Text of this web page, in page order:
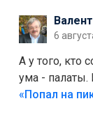
6
А у того, кто
ума - палаты.
срезать